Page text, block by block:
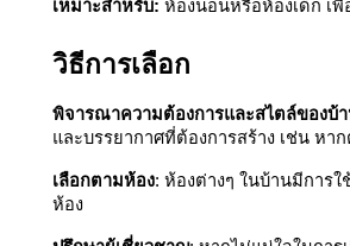
เหมาะสำหรับ: ห้องนอนหรือห้องเด็ก เ
วิธีการเลือก
พิจารณาความต้องการและสไตล์ของบ้
และบรรยากาศที่ต้องการสร้าง เช่น หา
เลือกตามห้อง: ห้องต่างๆ ในบ้านมีการ
ห้อง